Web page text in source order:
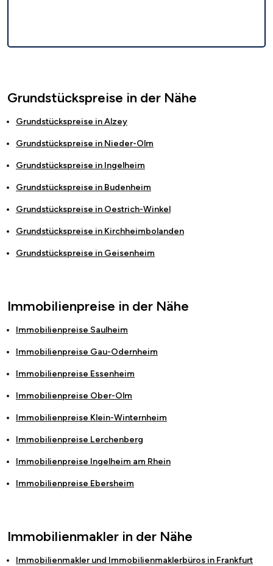
Grundstückspreise in der Nähe
Grundstückspreise inAlzey
Grundstückspreise in Nieder-Olm
Grundstückspreise in Ingelheim
Grundstückspreise in Budenheim
Grundstückspreise in Oestrich-Winkel
Grundstückspreise in Kirchheimbolanden
Grundstückspreise in Geisenheim
Immobilienpreise in der Nähe
Immobilienpreise Saulheim
Immobilienpreise Gau-Odernheim
Immobilienpreise Essenheim
Immobilienpreise Ober-Olm
Immobilienpreise Klein-Winternheim
Immobilienpreise Lerchenberg
Immobilienpreise Ingelheim am Rhein
Immobilienpreise Ebersheim
Immobilienmakler in der Nähe
Immobilienmakler und Immobilienmaklerbüros in Frankfurt